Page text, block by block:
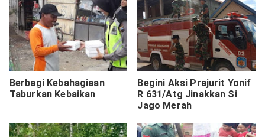
Berbagi Kebahagiaan
Taburkan Kebaikan
Begini Aksi Prajurit Yonif
R 631/Atg Jinakkan Si
Jago Merah